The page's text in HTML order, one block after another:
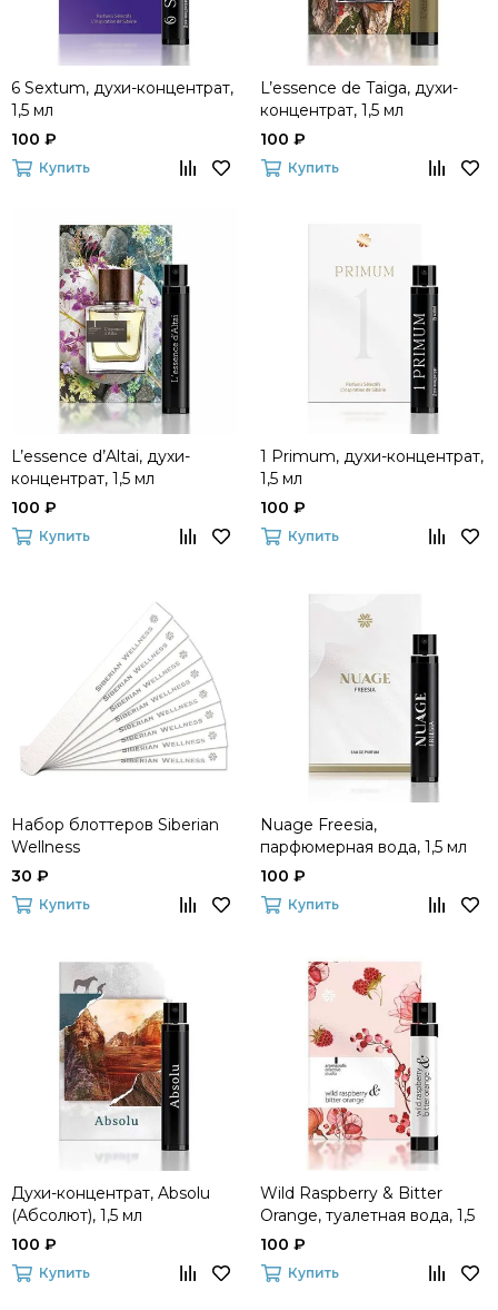
6 Sextum, духи-концентрат,
1,5 мл
100 ₽
Купить
L’essence de Taiga, духи-
концентрат, 1,5 мл
100 ₽
Купить
L’essence d’Altai, духи-
концентрат, 1,5 мл
100 ₽
Купить
1 Primum, духи-концентрат,
1,5 мл
100 ₽
Купить
Набор блоттеров Siberian
Wellness
30 ₽
Купить
Nuage Freesia,
парфюмерная вода, 1,5 мл
100 ₽
Купить
Духи-концентрат, Absolu
(Абсолют), 1,5 мл
100 ₽
Купить
Wild Raspberry & Bitter
Orange, туалетная вода, 1,5
мл
100 ₽
Купить